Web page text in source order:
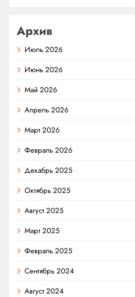
Архив
Июль 2026
Июнь 2026
Май 2026
Апрель 2026
Март 2026
Февраль 2026
Декабрь 2025
Октябрь 2025
Август 2025
Март 2025
Февраль 2025
Сентябрь 2024
Август 2024